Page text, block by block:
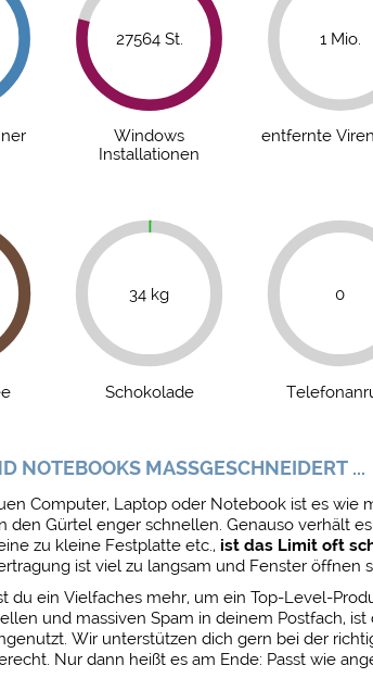
30954 St.
Windows
Installationen
2 Mio.
entfernte
148 kg
Schokolade
0
NOTEBOOKS MASSGESCHNEIDERT ...
Computer, Laptop oder Notebook ist es wie
den Gürtel enger schnellen. Genauso verhält
zu kleine Festplatte etc., ist das Limit oft
ist viel zu langsam und Fenster
du ein Vielfaches mehr, um ein Top-Level-
und massiven Spam in deinem Postfach,
Wir unterstützen dich gern bei der
Nur dann heißt es am Ende: Passt wie